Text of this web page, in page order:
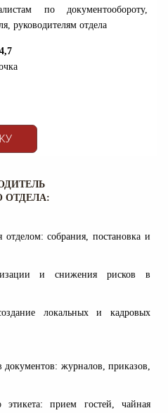
по документообороту,
руководителям отдела
4,7
ОТДЕЛА:
отделом: собрания, постановка и
и снижения рисков в
локальных и кадровых
журналов, приказов,
прием гостей, чайная